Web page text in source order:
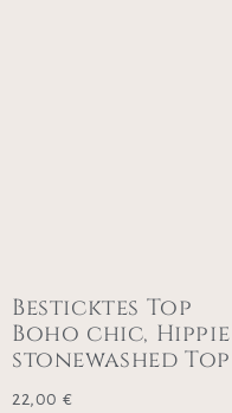
Besticktes Top
Boho chic, Hippie
stonewashed Top
22,00 €